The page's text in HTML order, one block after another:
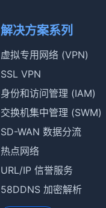
解决方案系列
虚拟专用网络 (VPN)
SSL VPN
身份和访问管理 (IAM)
交换机集中管理 (SWM)
SD-WAN 数据分流
热点网络
URL/IP 信誉服务
58DDNS 加密解析